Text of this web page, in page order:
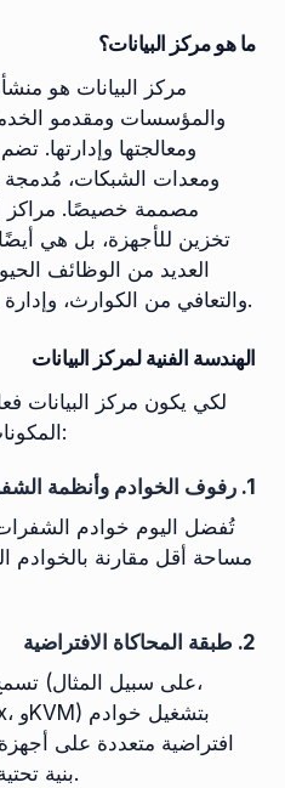
ما هو مركز البيانات؟
مركز البيانات هو
والمؤسسات ومقدمو
ومعالجتها وإدارتها.
ومعدات الشبكات، مُدمجة
مصممة خصيصًا. مراكز
تخزين للأجهزة، بل هي
العديد من الوظائف
والتعافي من الكوارث، وإدارة الشبكات، والأمن السيبراني.
الهندسة الفنية لمركز البيانات
لكي يكون مركز البيانات
المكونات التقنية التالية في انسجام:
1. رفوف الخوادم وأنظمة الشفرات
تُفضل اليوم خوادم الشفرات
مساحة أقل مقارنة بالخوادم
2. طبقة المحاكاة الافتراضية
تسمح
افتراضية متعددة على
بنية تحتية أكثر مرونة وقابلية للتطوير.